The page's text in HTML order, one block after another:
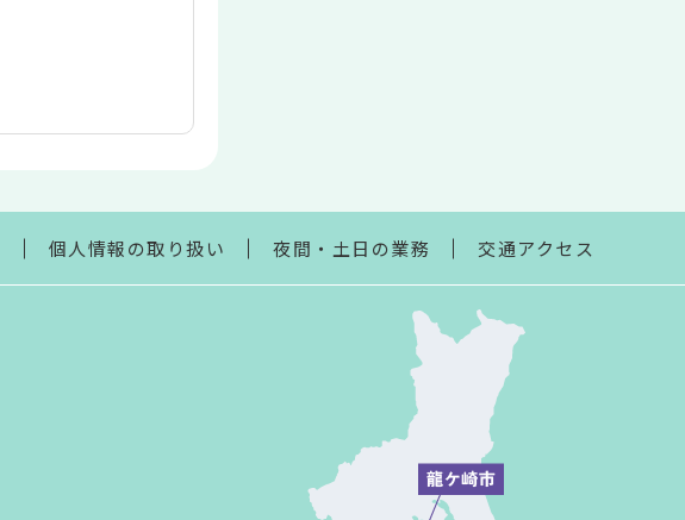
個人情報の取り扱い 夜間・土日の業務 交通アクセス